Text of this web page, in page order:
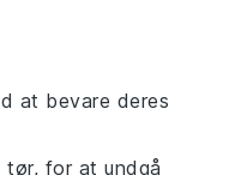
at bevare deres
for at undgå